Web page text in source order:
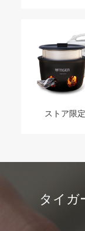
ストア限
タイガ